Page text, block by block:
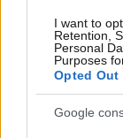
I want to
Retention,
Personal
Purposes
Opted Out
Google